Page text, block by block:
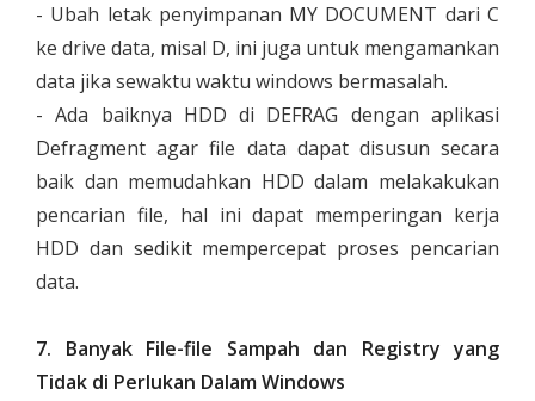
- Ubah letak penyimpanan MY DOCUMENT dari C
ke drive data, misal D, ini juga untuk mengamankan
data jika sewaktu waktu windows bermasalah.
- Ada baiknya HDD di DEFRAG dengan aplikasi
Defragment agar file data dapat disusun secara
baik dan memudahkan HDD dalam melakakukan
pencarian file, hal ini dapat memperingan kerja
HDD dan sedikit mempercepat proses pencarian
data.
7. Banyak File-file Sampah dan Registry yang
Tidak di Perlukan Dalam Windows